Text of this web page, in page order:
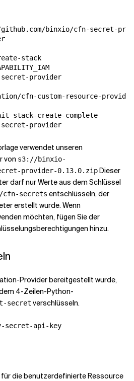
binxio/cfn-secret-
stack
provider
cfn-custom-resource-
stack-create-complete
verwendet unseren
von s3://binxio-
provider-0.13.0.zipDieser
darf nur Werte aus dem Schlüssel
cfn-secrets entschlüsseln, der
erstellt wurde. Wenn
möchten, fügen Sie der
hinzu.
Provider bereitgestellt wurde,
4-Zeilen-Python-
secret verschlüsseln.
die benutzerdefinierte Ressource